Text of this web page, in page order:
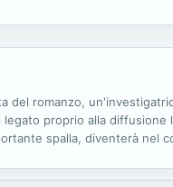
del romanzo,
proprio alla diffusione
spalla, diventerà nel